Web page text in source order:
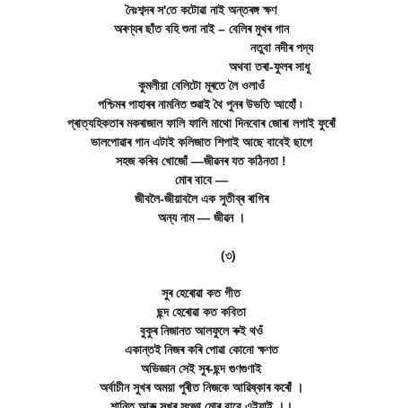
নৈঃশব্দৰ স'তে কটোৱা নাই অন্তৰঙ্গ ক্ষণ
অৰণ্যৰ ছাঁত বহি শুনা নাই – বেলিৰ মুখৰ গান
নতুবা নদীৰ পদ্য
অথবা তৰা-ফুলৰ সাধু
কুমলীয়া বেলিটো মূৰতে লৈ ওলাওঁ
পশ্চিমৰ পাহাৰৰ নামনিত শুৱাই থৈ পুনৰ উভতি আহোঁ ৷
প্ৰাত্যহিকতাৰ মকৰাজাল ফালি ফালি মাথো দিনবোৰ জোৰা লগাই ফুৰোঁ
ভালপোৱাৰ গান এটাই কলিজাত শিপাই আছে বাবেই ছাগে
সহজ কৰিব খোজোঁ ―জীৱনৰ যত কঠিনতা !
মোৰ বাবে ―
জীবলৈ-জীয়াবলৈ এক সুতীব্ৰ ৰাগিৰ
অন্য নাম ― জীৱন ।
(৩)
সুৰ হেৰোৱা কত গীত
ছন্দ হেৰোৱা কত কবিতা
বুকুৰ নিজানত আলফুলে ৰুই থওঁ
একান্তই নিজৰ কৰি পোৱা কোনো ক্ষণত
অভিজ্ঞান সেই সুৰ-ছন্দ গুণগুণাই
অৰ্বাচীন সুখৰ অময়া পুৰীত নিজকে আৱিষ্কাৰ কৰোঁ ।